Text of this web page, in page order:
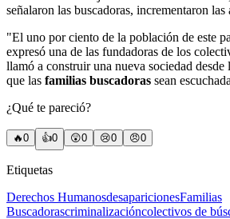
señalaron las buscadoras, incrementaron las
"El uno por ciento de la población de este
expresó una de las fundadoras de los
llamó a construir una nueva sociedad
que las familias buscadoras sean
¿Qué te pareció?
🔥0 👍0 😲0 😢0 😠0
Etiquetas
Derechos HumanosdesaparicionesFamilias
Buscadorascriminalizacióncolectivos de